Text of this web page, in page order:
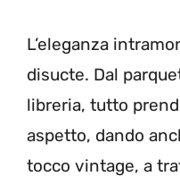
L’eleganza
disucte. Dal
libreria, tutto
aspetto, dando
tocco vintage, a